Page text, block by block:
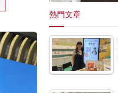
熱門文章